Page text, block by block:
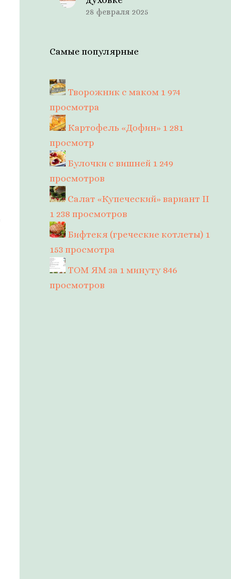
28 февраля 2025
Самые популярные
Творожник с маком 1 974
просмотра
Картофель «Дофин» 1 281
просмотр
Булочки с вишней 1 249
просмотров
Салат «Купеческий» вариант II
1 238 просмотров
Бифтекя (греческие котлеты) 1
153 просмотра
ТОМ ЯМ за 1 минуту 846
просмотров